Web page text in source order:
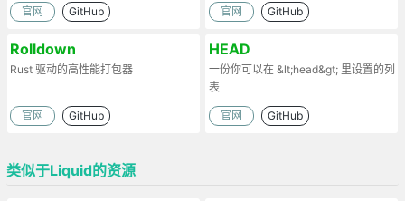
官网 GitHub
码依赖，将模块打包为一个文件。
官网 GitHub
Rolldown
Rust 驱动的高性能打包器
官网 GitHub
HEAD
一份你可以在 &lt;head&gt; 里设置的列
表
官网 GitHub
类似于Liquid的资源